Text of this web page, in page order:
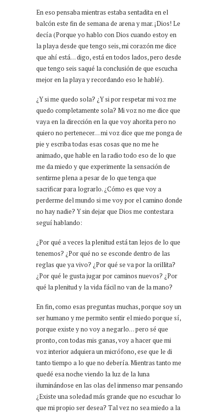
En eso pensaba mientras estaba sentadita en el
balcón este fin de semana de arena y mar. ¡Dios! Le
decía (Porque yo hablo con Dios cuando estoy en
la playa desde que tengo seis, mi corazón me dice
que ahí está… digo, está en todos lados, pero desde
que tengo seis saqué la conclusión de que escucha
mejor en la playa y recordando eso le hablé).
¿Y si me quedo sola? ¿Y si por respetar mi voz me
quedo completamente sola? Mi voz no me dice que
vaya en la dirección en la que voy ahorita pero no
quiero no pertenecer… mi voz dice que me ponga de
pie y escriba todas esas cosas que no me he
animado, que hable en la radio todo eso de lo que
me da miedo y que experimente la sensación de
sentirme plena a pesar de lo que tenga que
sacrificar para lograrlo. ¿Cómo es que voy a
perderme del mundo si me voy por el camino donde
no hay nadie? Y sin dejar que Dios me contestara
seguí hablando:
¿Por qué a veces la plenitud está tan lejos de lo que
tenemos? ¿Por qué no se esconde dentro de las
reglas que ya vivo? ¿Por qué se va por la orillita?
¿Por qué le gusta jugar por caminos nuevos? ¿Por
qué la plenitud y la vida fácil no van de la mano?
En fin, como esas preguntas muchas, porque soy un
ser humano y me permito sentir el miedo porque sí,
porque existe y no voy a negarlo… pero sé que
pronto, con todas mis ganas, voy a hacer que mi
voz interior adquiera un micrófono, ese que le di
tanto tiempo a lo que no debería. Mientras tanto me
quedé esa noche viendo la luz de la luna
iluminándose en las olas del inmenso mar pensando
¿Existe una soledad más grande que no escuchar lo
que mi propio ser desea? Tal vez no sea miedo a la